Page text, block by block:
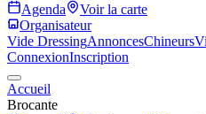
Agenda
Voir la carte
Organisateur
Vide DressingAnnoncesChineurs
ConnexionInscription
Accueil
Brocante